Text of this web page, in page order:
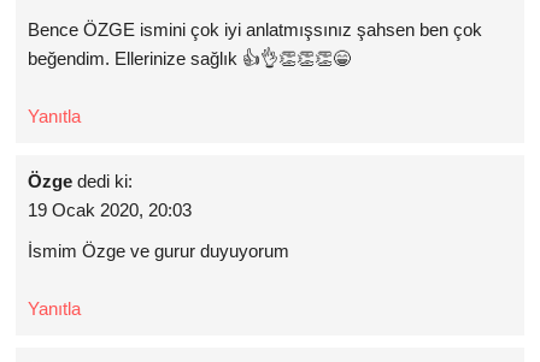
Bence ÖZGE ismini çok iyi anlatmışsınız şahsen ben çok
beğendim. Ellerinize sağlık 👍👌👏👏👏😁
Yanıtla
Özge dedi ki:
19 Ocak 2020, 20:03
İsmim Özge ve gurur duyuyorum
Yanıtla